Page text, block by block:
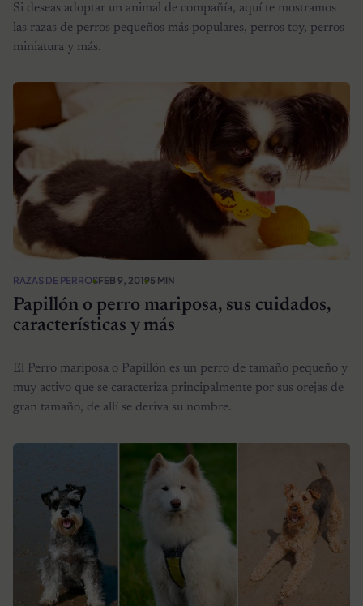
Si deseas adoptar un animal de compañía, aquí te mostramos
las razas de perros pequeños más populares, perros toy, perros
miniatura y más.
RAZAS DE PERROSFEB 9, 20195 MIN
Papillón o perro mariposa, sus cuidados,
características y más
El Perro mariposa o Papillón es un perro de tamaño pequeño y
muy activo que se caracteriza principalmente por sus orejas de
gran tamaño, de allí se deriva su nombre.